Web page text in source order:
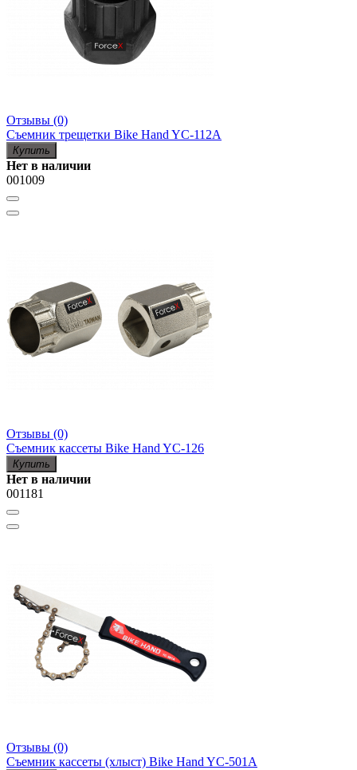
Отзывы (0)
Съемник трещетки Bike Hand YC-112A
Купить
Нет в наличии
001009
Отзывы (0)
Съемник кассеты Bike Hand YC-126
Купить
Нет в наличии
001181
Отзывы (0)
Съемник кассеты (хлыст) Bike Hand YC-501A